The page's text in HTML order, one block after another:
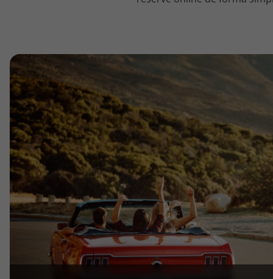
topatlantico@topatlantico.com